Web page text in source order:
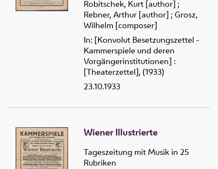
Robitschek, Kurt [author] ;
Rebner, Arthur [author] ; Grosz,
Wilhelm [composer]
In: [Konvolut Besetzungszettel -
Kammerspiele und deren
Vorgängerinstitutionen] :
[Theaterzettel], (1933)
23.10.1933
Wiener Illustrierte
Tageszeitung mit Musik in 25
Rubriken